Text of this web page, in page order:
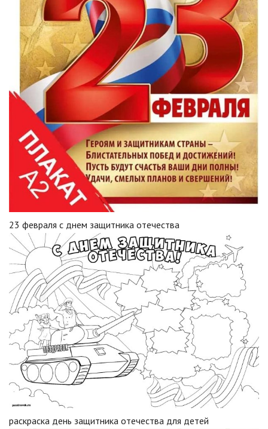
23 февраля с днем защитника отечества
раскраска день защитника отечества для детей